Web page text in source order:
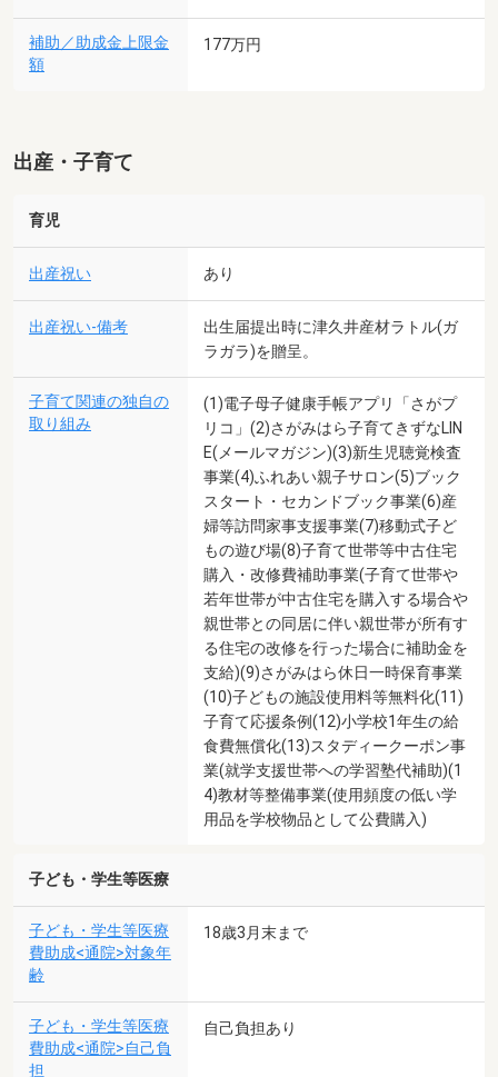
補助／助成金上限金
額
177万円
出産・子育て
育児
出産祝い あり
出産祝い-備考
出生届提出時に津久井産材ラトル(ガ
ラガラ)を贈呈。
子育て関連の独自の
取り組み
(1)電子母子健康手帳アプリ「さがプ
リコ」(2)さがみはら子育てきずなLIN
E(メールマガジン)(3)新生児聴覚検査
事業(4)ふれあい親子サロン(5)ブック
スタート・セカンドブック事業(6)産
婦等訪問家事支援事業(7)移動式子ど
もの遊び場(8)子育て世帯等中古住宅
購入・改修費補助事業(子育て世帯や
若年世帯が中古住宅を購入する場合や
親世帯との同居に伴い親世帯が所有す
る住宅の改修を行った場合に補助金を
支給)(9)さがみはら休日一時保育事業
(10)子どもの施設使用料等無料化(11)
子育て応援条例(12)小学校1年生の給
食費無償化(13)スタディークーポン事
業(就学支援世帯への学習塾代補助)(1
4)教材等整備事業(使用頻度の低い学
用品を学校物品として公費購入)
子ども・学生等医療
子ども・学生等医療
費助成<通院>対象年
齢
18歳3月末まで
子ども・学生等医療
費助成<通院>自己負
担
自己負担あり